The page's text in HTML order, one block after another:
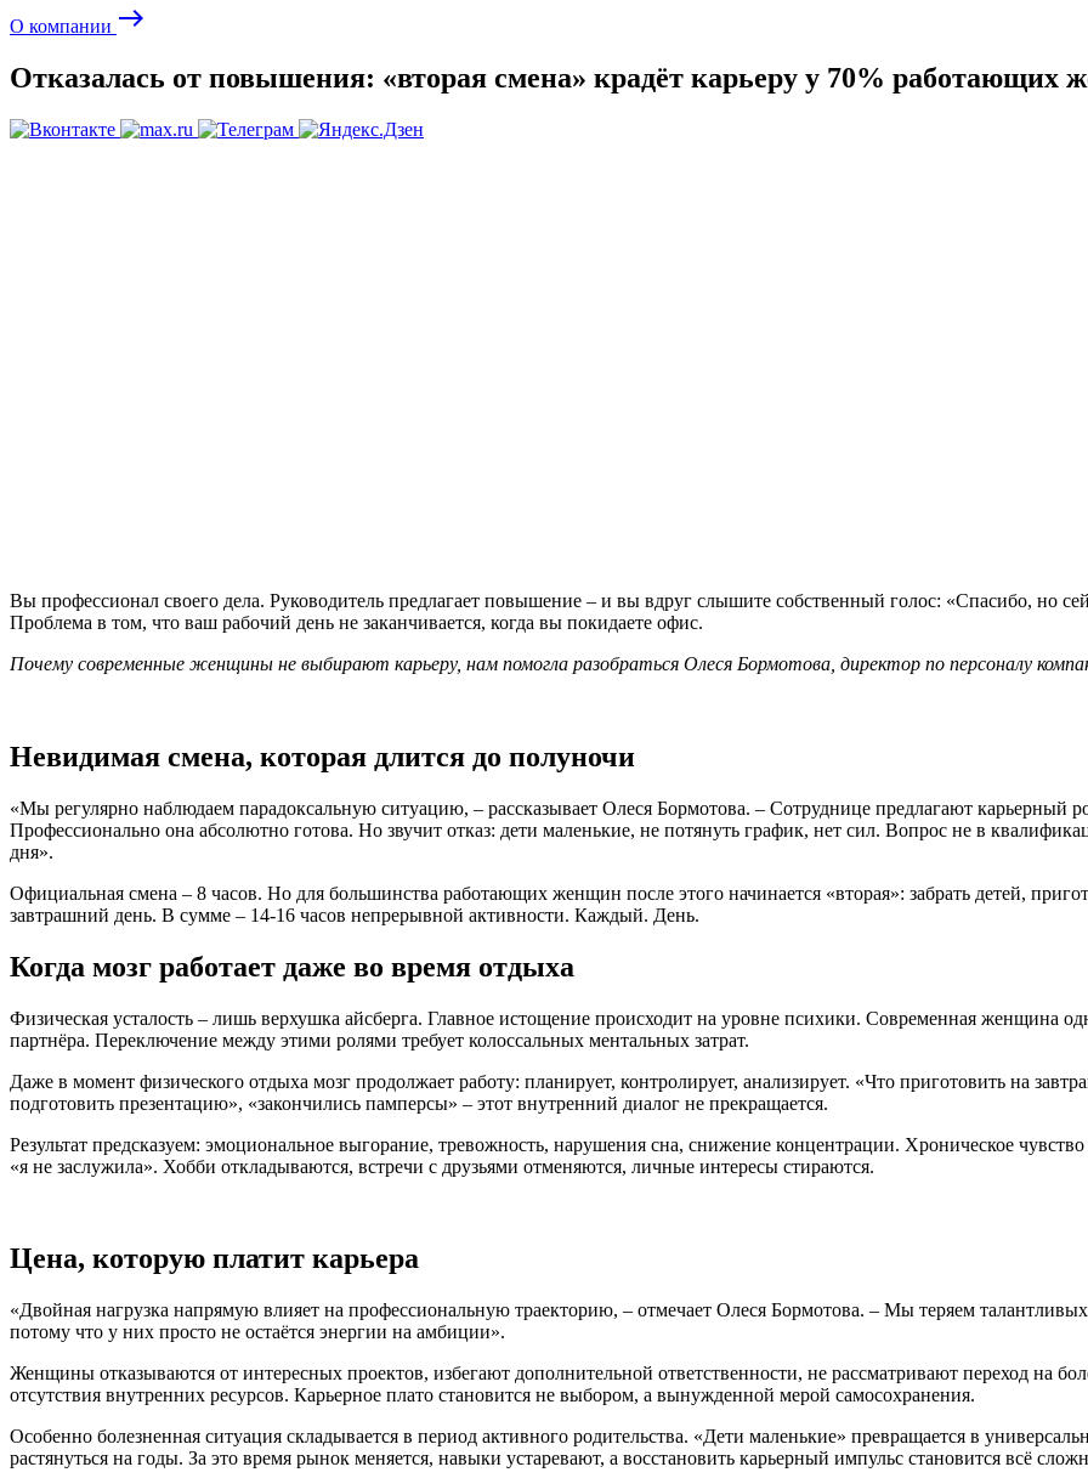
О компании east
Отказалась от повышения: «вторая смена» крадёт карьеру у 70% работающих
Вы профессионал своего дела. Руководитель предлагает повышение – и вы вдруг слышите собственный голос: «Спасибо, но
Проблема в том, что ваш рабочий день не заканчивается, когда вы покидаете офис.
Почему современные женщины не выбирают карьеру, нам помогла разобраться Олеся Бормотова, директор по персоналу
Невидимая смена, которая длится до полуночи
«Мы регулярно наблюдаем парадоксальную ситуацию, – рассказывает Олеся Бормотова. – Сотруднице предлагают карьерный
Профессионально она абсолютно готова. Но звучит отказ: дети маленькие, не потянуть график, нет сил. Вопрос не в
дня».
Официальная смена – 8 часов. Но для большинства работающих женщин после этого начинается «вторая»: забрать детей,
завтрашний день. В сумме – 14-16 часов непрерывной активности. Каждый. День.
Когда мозг работает даже во время отдыха
Физическая усталость – лишь верхушка айсберга. Главное истощение происходит на уровне психики. Современная женщина
партнёра. Переключение между этими ролями требует колоссальных ментальных затрат.
Даже в момент физического отдыха мозг продолжает работу: планирует, контролирует, анализирует. «Что приготовить на
подготовить презентацию», «закончились памперсы» – этот внутренний диалог не прекращается.
Результат предсказуем: эмоциональное выгорание, тревожность, нарушения сна, снижение концентрации. Хроническое
«я не заслужила». Хобби откладываются, встречи с друзьями отменяются, личные интересы стираются.
Цена, которую платит карьера
«Двойная нагрузка напрямую влияет на профессиональную траекторию, – отмечает Олеся Бормотова. – Мы теряем
потому что у них просто не остаётся энергии на амбиции».
Женщины отказываются от интересных проектов, избегают дополнительной ответственности, не рассматривают переход на
отсутствия внутренних ресурсов. Карьерное плато становится не выбором, а вынужденной мерой самосохранения.
Особенно болезненная ситуация складывается в период активного родительства. «Дети маленькие» превращается в
растянуться на годы. За это время рынок меняется, навыки устаревают, а восстановить карьерный импульс становится всё